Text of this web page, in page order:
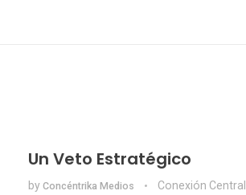
Un Veto Estratégico
by Concéntrika Medios Conexión Central